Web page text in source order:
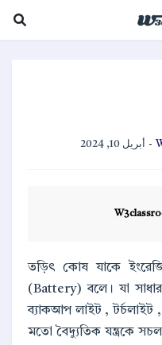
- أبريل 10, 2024
তড়িৎ কোষ যাকে ইংরেজি
(Battery) বলে। যা
ব্যাকআপ লাইট , টর্চলাইট ,
মতো বৈদ্যুতিক যন্ত্রকে